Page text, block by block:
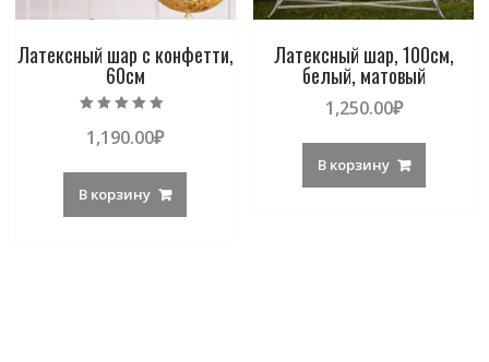
Латексный шар с конфетти,
60см
5.00
1,190.00₽
В корзину
Латексный шар, 100см,
белый, матовый
1,250.00₽
В корзину